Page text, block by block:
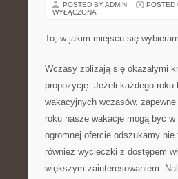
POSTED BY ADMIN POSTED
WYŁĄCZONA
To, w jakim miejscu się
Wczasy zbliżają się okazałymi
propozycję. Jeżeli każdego
wakacyjnych wczasów,
roku nasze wakacje mogą być
ogromnej ofercie odszukamy
również wycieczki z dostępem
większym zainteresowaniem.